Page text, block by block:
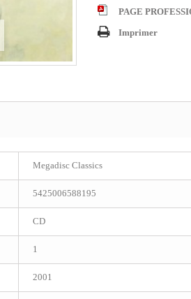
PAGE
Imprimer
Megadisc Classics
5425006588195
CD
1
2001